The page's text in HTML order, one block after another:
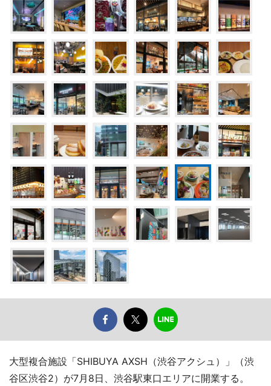
大型複合施設「SHIBUYA AXSH（渋谷アクシュ）」（渋
谷区渋谷2）が7月8日、渋谷駅東口エリアに開業する。